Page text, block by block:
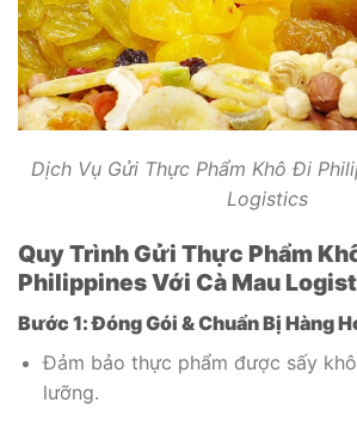
Dịch Vụ Gửi Thực Phẩm Khô Đi
Logistics
Quy Trình Gửi Thực Phẩm
Philippines Với Cà Mau
Bước 1: Đóng Gói & Chuẩn Bị Hàng
Đảm bảo thực phẩm được sấy
lưỡng.